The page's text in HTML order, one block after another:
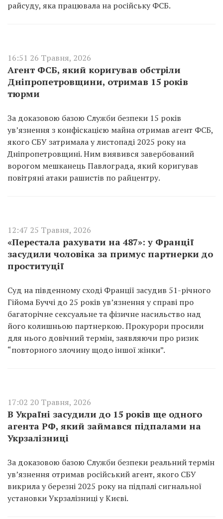
райсуду, яка працювала на російську ФСБ.
16:51 26 Травня, 2026
Агент ФСБ, який коригував обстріли
Дніпропетровщини, отримав 15 років
тюрми
За доказовою базою Служби безпеки 15 років
ув’язнення з конфіскацією майна отримав агент ФСБ,
якого СБУ затримала у листопаді 2025 року на
Дніпропетровщині. Ним виявився завербований
ворогом мешканець Павлограда, який коригував
повітряні атаки рашистів по райцентру.
12:47 25 Травня, 2026
«Перестала рахувати на 487»: у Франції
засудили чоловіка за примус партнерки до
проституції
Суд на південному сході Франції засудив 51-річного
Гійома Буччі до 25 років ув’язнення у справі про
багаторічне сексуальне та фізичне насильство над
його колишньою партнеркою. Прокурори просили
для нього довічний термін, заявляючи про ризик
“повторного злочину щодо іншої жінки”.
17:02 20 Травня, 2026
В Україні засудили до 15 років ще одного
агента РФ, який займався підпалами на
Укрзалізниці
За доказовою базою Служби безпеки реальний термін
ув’язнення отримав російський агент, якого СБУ
викрила у березні 2025 року на підпалі сигнальної
установки Укрзалізниці у Києві.